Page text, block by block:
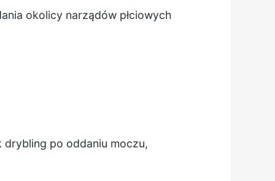
okolicy narządów płciowych
drybling po oddaniu moczu,